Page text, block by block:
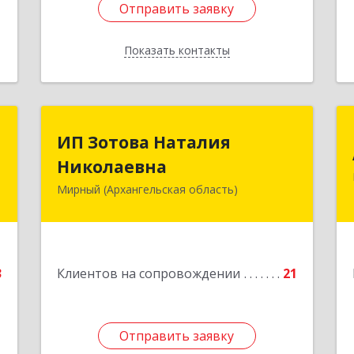
Отправить заявку
Показать контакты
Отправить заявку
Назад
ИП Зотова Наталия
Николаевна
Мирный (Архангельская область)
Клиентов на сопровождении 21
Отправить заявку
Николаевна
164170, г.Мирный, Архангельской
Отправить заявку